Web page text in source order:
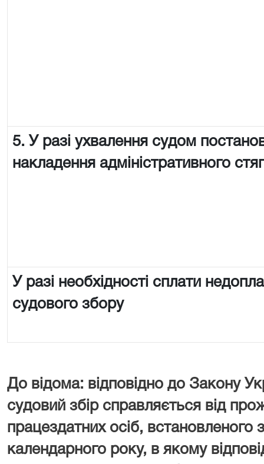
5. У разі ухвалення судом
накладення адміністративного
У разі необхідності сплати
судового збору
До відома: відповідно до Закону
судовий збір справляється від
працездатних осіб, встановленого
календарного року, в якому